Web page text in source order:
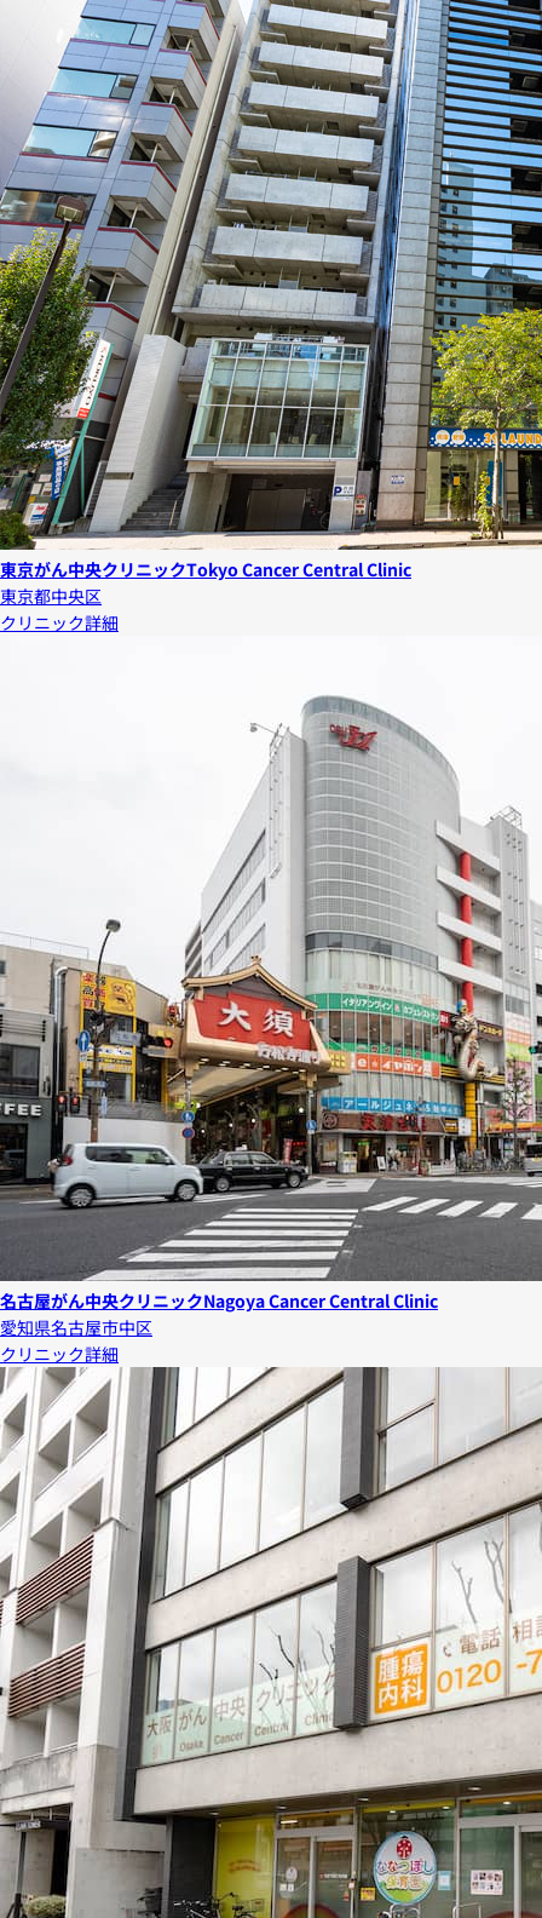
東京がん中央クリニックTokyo Cancer Central Clinic
東京都中央区
クリニック詳細
名古屋がん中央クリニックNagoya Cancer Central Clinic
愛知県名古屋市中区
クリニック詳細